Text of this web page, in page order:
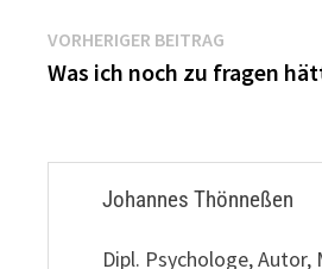
Beitragsnavigation
VORHERIGER BEITRAG
Beitrag:
Was ich noch zu fragen
Johannes Thönneßen
Dipl. Psychologe,